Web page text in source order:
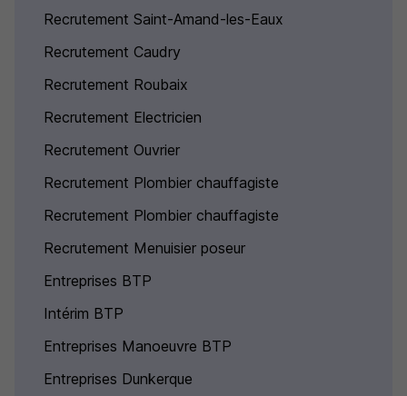
Recrutement Saint-Amand-les-Eaux
Recrutement Caudry
Recrutement Roubaix
Recrutement Electricien
Recrutement Ouvrier
Recrutement Plombier chauffagiste
Recrutement Plombier chauffagiste
Recrutement Menuisier poseur
Entreprises BTP
Intérim BTP
Entreprises Manoeuvre BTP
Entreprises Dunkerque